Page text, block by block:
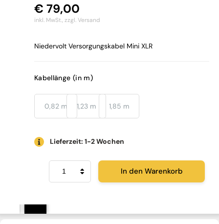
€ 79,00
inkl. MwSt.,zzgl. Versand
Niedervolt Versorgungskabel Mini XLR
Kabellänge (in m)
0,82 m 1,23 m 1,85 m
Lieferzeit: 1-2 Wochen
Pro-
Connect-
MiniXLR-
In den Warenkorb